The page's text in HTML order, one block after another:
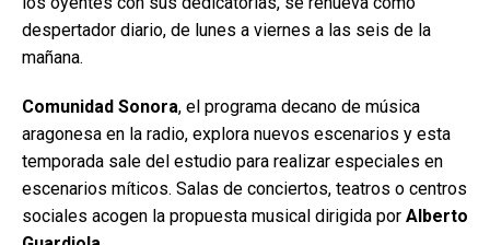
despertador diario, de lunes a viernes a las seis de la
mañana.
Comunidad Sonora, el programa decano de música
aragonesa en la radio, explora nuevos escenarios y esta
temporada sale del estudio para realizar especiales en
escenarios míticos. Salas de conciertos, teatros o centros
sociales acogen la propuesta musical dirigida por Alberto